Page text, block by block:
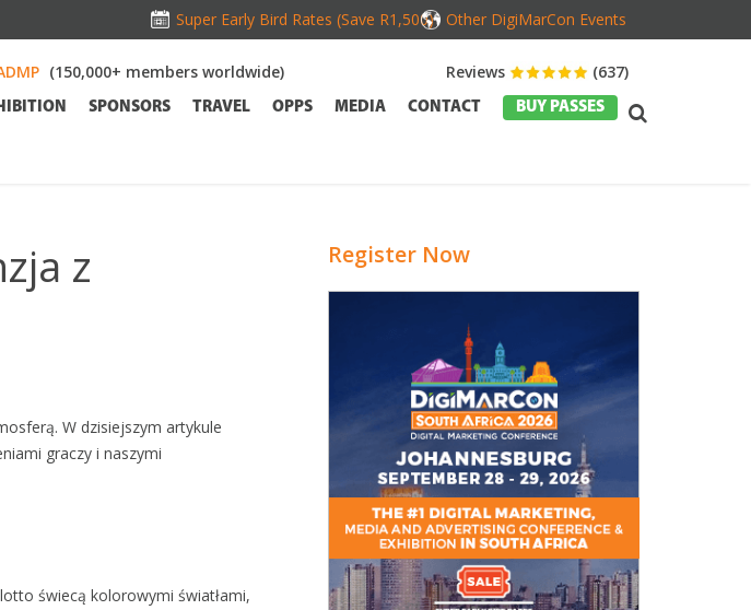
Super Early Bird Rates (Save R1,500) Other DigiMarCon Events
Reviews (637)
(150,000+ members worldwide)
SPONSORS TRAVEL OPPS MEDIA CONTACT BUY PASSES
z
W dzisiejszym artykule
graczy i naszymi
świecą kolorowymi światłami,
Register Now